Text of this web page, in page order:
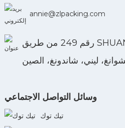
annie@zlpacking.com
رقم 249 من طريق SHUANGYUEYUAN، منطقة التكنولوجيا
ليني، شاندونغ، الصين
وسائل التواصل الاجتماعي
تيك توك